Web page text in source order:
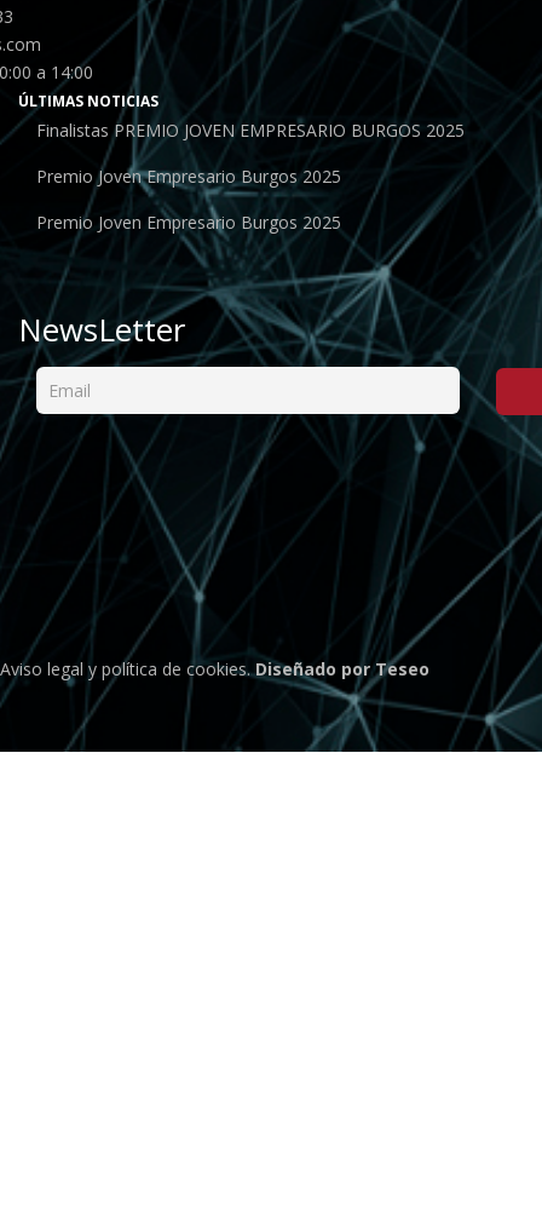
a 14:00
ÚLTIMAS NOTICIAS
Finalistas PREMIO JOVEN EMPRESARIO BURGOS 2025
Premio Joven Empresario Burgos 2025
Premio Joven Empresario Burgos 2025
NewsLetter
Aviso legal y política de cookies.Diseñado por Teseo